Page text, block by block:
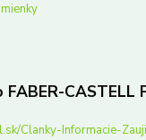
FABER-
Clanky-Informacie-